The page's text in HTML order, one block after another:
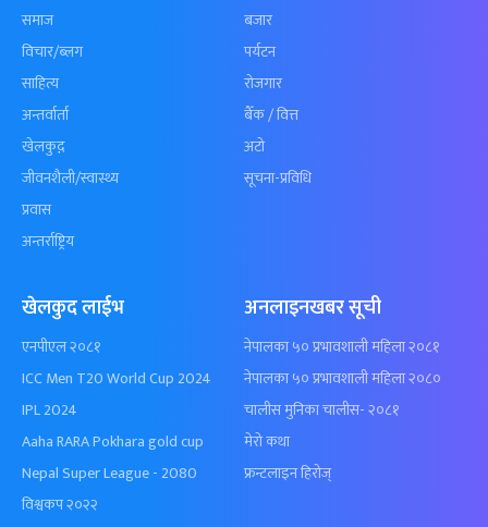
समाज
विचार/ब्लग
साहित्य
अन्तर्वार्ता
खेलकुद़़
जीवनशैली/स्वास्थ्य
प्रवास
अन्तर्राष्ट्रिय
बजार
पर्यटन
रोजगार
बैँक / वित्त
अटो
सूचना-प्रविधि
खेलकुद लाईभ
एनपीएल २०८१
ICC Men T20 World Cup 2024
IPL 2024
Aaha RARA Pokhara gold cup
Nepal Super League - 2080
विश्वकप २०२२
अनलाइनखबर सूची
नेपालका ५० प्रभावशाली महिला २०८१
नेपालका ५० प्रभावशाली महिला २०८०
चालीस मुनिका चालीस- २०८१
मेरो कथा
फ्रन्टलाइन हिरोज्